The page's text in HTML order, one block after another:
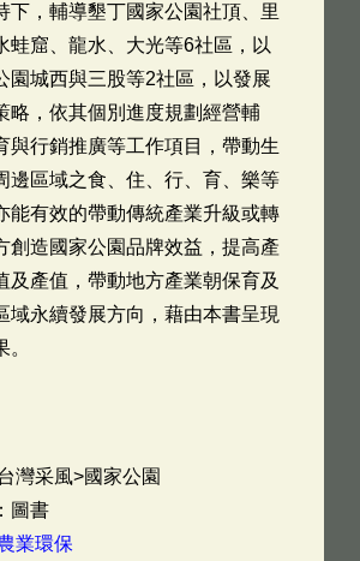
下，輔導墾丁國家公園社頂、里
蛙窟、龍水、大光等6社區，以
園城西與三股等2社區，以發展
略，依其個別進度規劃經營輔
與行銷推廣等工作項目，帶動生
邊區域之食、住、行、育、樂等
能有效的帶動傳統產業升級或轉
創造國家公園品牌效益，提高產
及產值，帶動地方產業朝保育及
域永續發展方向，藉由本書呈現
灣采風>國家公園
圖書
業環保